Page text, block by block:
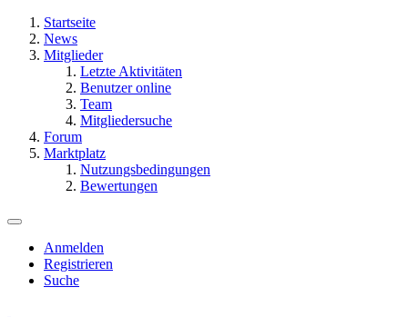
Startseite
News
Mitglieder
Letzte Aktivitäten
Benutzer online
Team
Mitgliedersuche
Forum
Marktplatz
Nutzungsbedingungen
Bewertungen
Anmelden
Registrieren
Suche